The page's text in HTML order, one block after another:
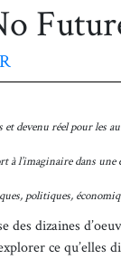
et devenu réel pour les
à l’imaginaire dans une
politiques,
des dizaines
ce qu’elles